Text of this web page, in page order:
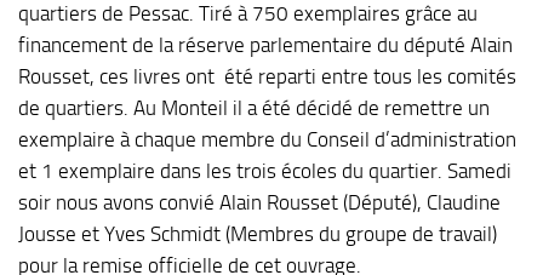
quartiers de Pessac. Tiré à 750 exemplaires grâce au
financement de la réserve parlementaire du député Alain
Rousset, ces livres ont été reparti entre tous les comités
de quartiers. Au Monteil il a été décidé de remettre un
exemplaire à chaque membre du Conseil d’administration
et 1 exemplaire dans les trois écoles du quartier. Samedi
soir nous avons convié Alain Rousset (Député), Claudine
Jousse et Yves Schmidt (Membres du groupe de travail)
pour la remise officielle de cet ouvrage.